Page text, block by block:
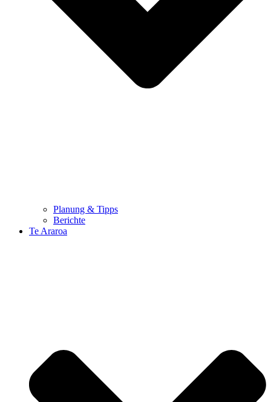
Planung & Tipps
Berichte
Te Araroa